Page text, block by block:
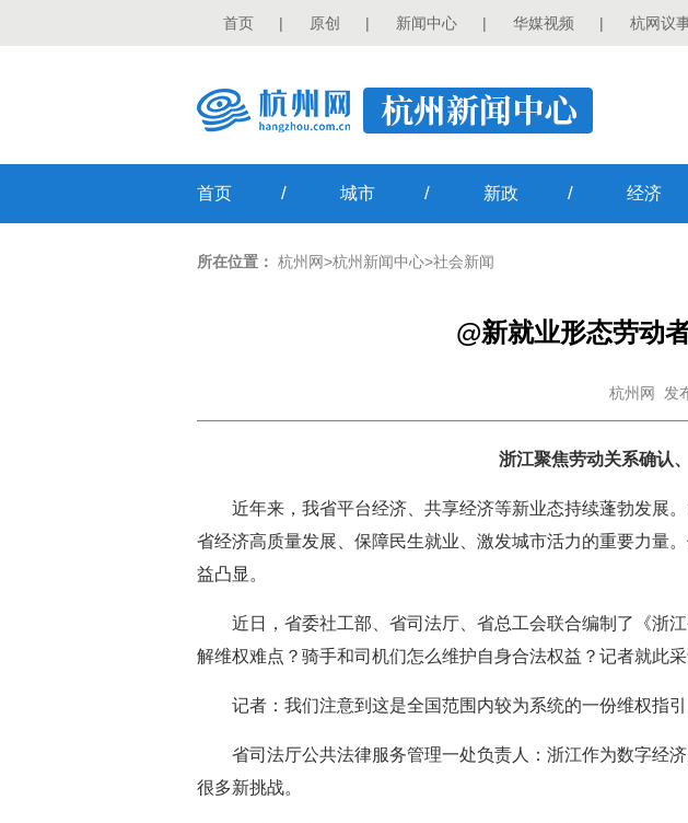
首页 | 原创 | 新闻中心 | 华媒视频 | 杭网议
首页 / 城市 / 新政 / 经济
所在位置： 杭州网>杭州新闻中心>社会新闻
@新就业形态劳动
杭州网 发
浙江聚焦劳动关系确认
近年来，我省平台经济、共享经济等新业态持续蓬勃发展
省经济高质量发展、保障民生就业、激发城市活力的重要力量
益凸显。
近日，省委社工部、省司法厅、省总工会联合编制了《浙
解维权难点？骑手和司机们怎么维护自身合法权益？记者就此
记者：我们注意到这是全国范围内较为系统的一份维权指
省司法厅公共法律服务管理一处负责人：浙江作为数字经
很多新挑战。